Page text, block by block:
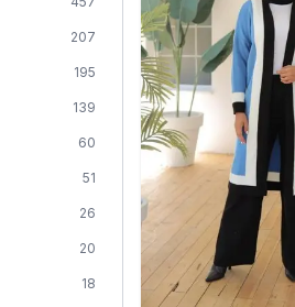
207
195
139
60
51
26
20
18